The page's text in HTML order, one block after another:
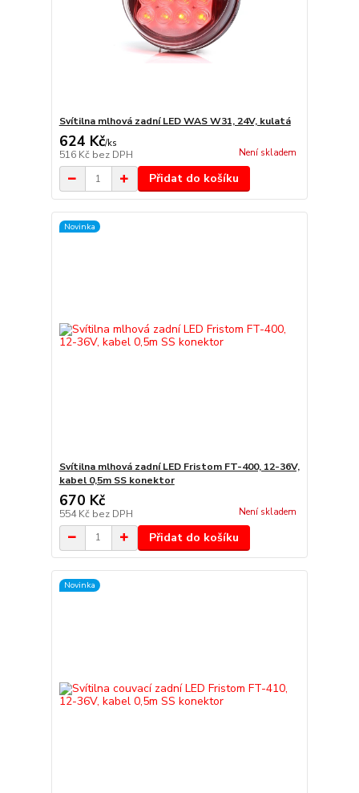
Svítilna mlhová zadní LED WAS W31, 24V, kulatá
624 Kč/ks
516 Kč bez DPH Není skladem
Přidat do košíku
Novinka
Svítilna mlhová zadní LED Fristom FT-400, 12-36V,
kabel 0,5m SS konektor
670 Kč
554 Kč bez DPH Není skladem
Přidat do košíku
Novinka